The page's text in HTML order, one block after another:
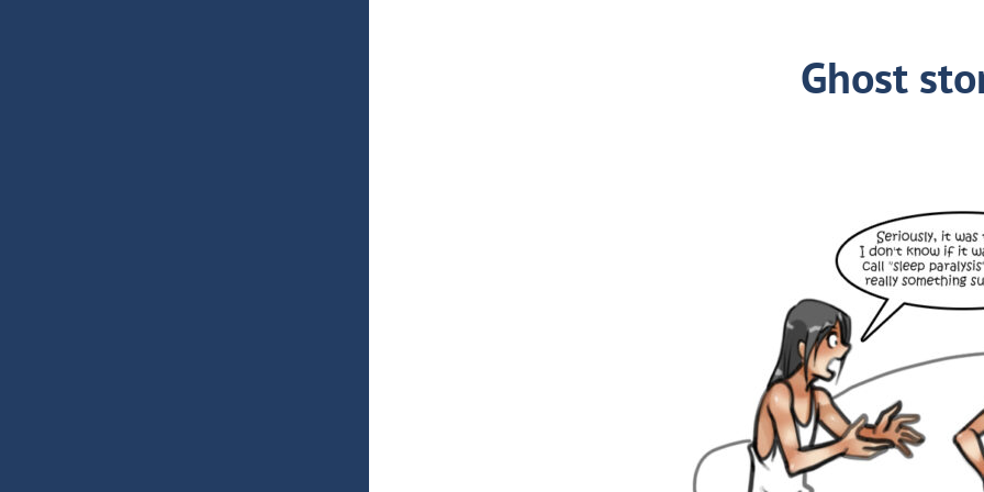
Ghost